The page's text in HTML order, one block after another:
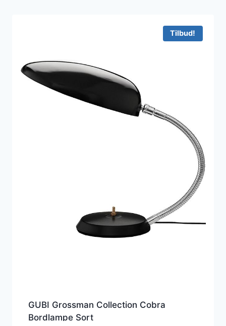
Tilbud!
GUBI Grossman Collection Cobra
Bordlampe Sort